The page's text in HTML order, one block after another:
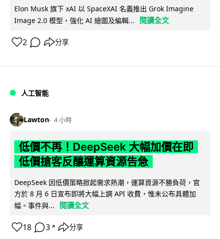
Elon Musk 旗下 xAI 以 SpaceXAI 名義推出 Grok Imagine
Image 2.0 模型，強化 AI 繪圖及編輯...
閱讀全文
2 分享
人工智能
Lawton 4 小時
低價不再！DeepSeek 大幅加價在即
低價搶客反釀運算資源告急
DeepSeek 因低價策略掀起需求熱潮，運算資源不勝負荷，官
方於 8 月 6 日宣布即將大幅上調 API 收費，惟未公布具體加
幅。事件與...
閱讀全文
18 3 ↗ 分享